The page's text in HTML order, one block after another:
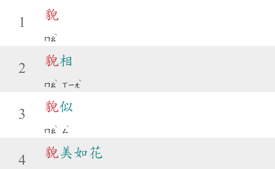
1
貌
ㄇㄠ
ˋ
2
貌相
ㄇㄠ
ˋ
ㄒㄧㄤ
ˋ
3
貌似
ㄇㄠ
ˋ
ㄙ
ˋ
4
貌美如花